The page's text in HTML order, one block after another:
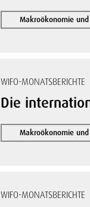
Makroökonomie
WIFO-MONATSBERICHTE
Die
Makroökonomie
WIFO-MONATSBERICHTE